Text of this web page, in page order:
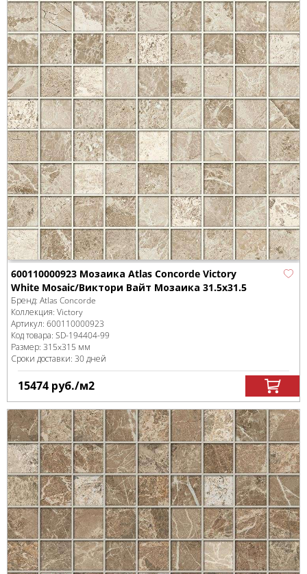
600110000923 Мозаика Atlas Concorde Victory
White Mosaic/Виктори Вайт Мозаика 31.5x31.5
Бренд: Atlas Concorde
Коллекция: Victory
Артикул: 600110000923
Код товара: SD-194404-99
Размер: 315x315 мм
Сроки доставки: 30 дней
15474 руб./м2